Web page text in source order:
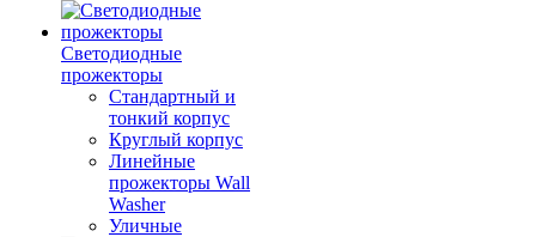
Светодиодные
прожекторы
Стандартный и
тонкий корпус
Круглый корпус
Линейные
прожекторы Wall
Washer
Уличные